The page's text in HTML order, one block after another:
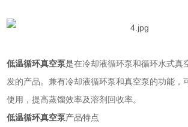
低温循环真空泵是在冷却液循环泵和循环水式真
发的产品。兼有冷却液循环泵和真空泵的功能，
使用，提高蒸馏效率及溶剂回收率。
低温循环真空泵产品特点